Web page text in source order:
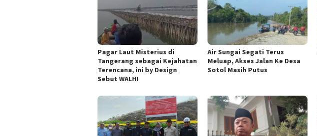
Pagar Laut Misterius di
Tangerang sebagai Kejahatan
Terencana, ini by Design
Sebut WALHI
Air Sungai Segati Terus
Meluap, Akses Jalan Ke Desa
Sotol Masih Putus